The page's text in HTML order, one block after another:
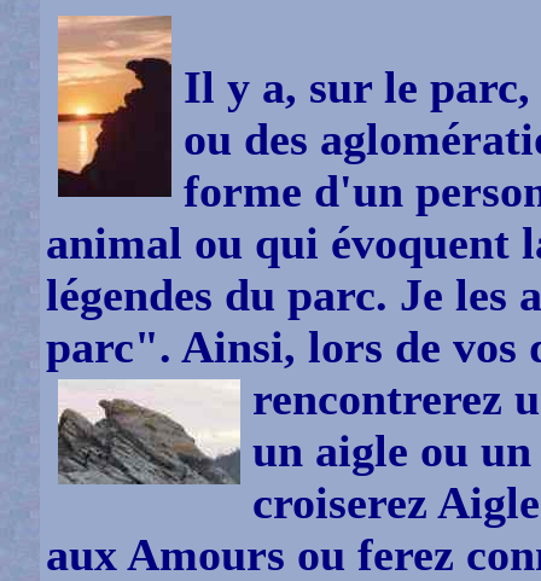
Il y a, sur le parc,
ou des
forme d'un
animal ou qui évoquent
légendes du parc. Je les
parc". Ainsi, lors de vos
rencontrerez
un aigle ou
croiserez
aux Amours ou ferez